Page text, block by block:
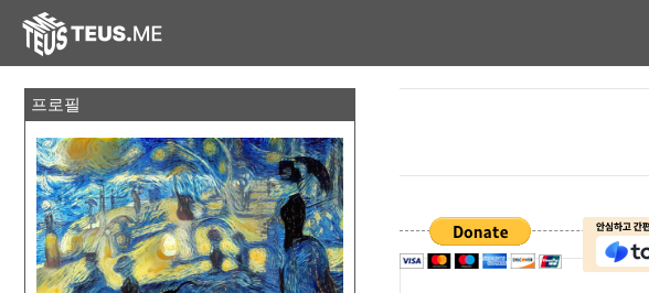
프로필